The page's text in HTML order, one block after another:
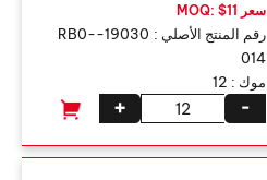
سعر MOQ: $11
رقم المنتج الأصلي :
19030-RB0-
014
موك : 12
+ -